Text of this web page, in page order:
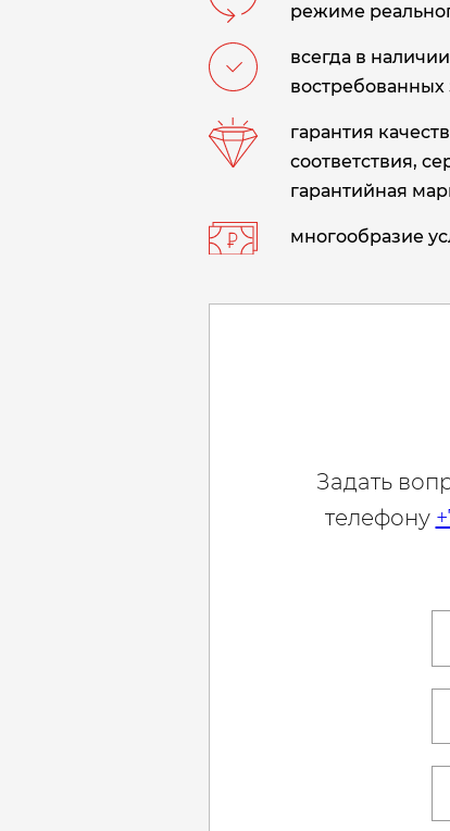
режиме
всегда в
востребованных
гарантия
соответствия,
гарантийная
многообразие
Задать
телефону